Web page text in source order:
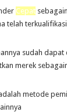
Cepat
telah
sudah dapat
merek
metode